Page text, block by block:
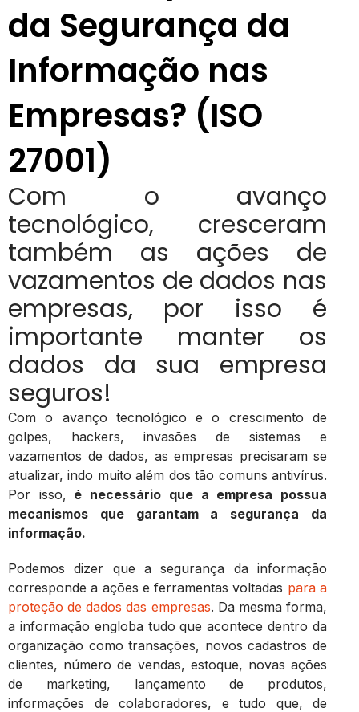
da Segurança da
Informação nas
Empresas? (ISO
27001)
Com o avanço
tecnológico, cresceram
também as ações de
vazamentos de dados nas
empresas, por isso é
importante manter os
dados da sua empresa
seguros!
Com o avanço tecnológico e o crescimento de
golpes, hackers, invasões de sistemas e
vazamentos de dados, as empresas precisaram se
atualizar, indo muito além dos tão comuns antivírus.
Por isso, é necessário que a empresa possua
mecanismos que garantam a segurança da
informação.
Podemos dizer que a segurança da informação
corresponde a ações e ferramentas voltadas para a
proteção de dados das empresas. Da mesma forma,
a informação engloba tudo que acontece dentro da
organização como transações, novos cadastros de
clientes, número de vendas, estoque, novas ações
de marketing, lançamento de produtos,
informações de colaboradores, e tudo que, de